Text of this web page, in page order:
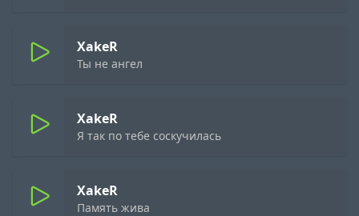
XakeR
Ты не ангел
XakeR
Я так по тебе соскучилась
XakeR
Память жива